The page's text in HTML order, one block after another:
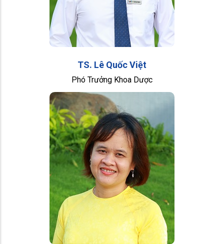
TS. Lê Quốc Việt
Phó Trưởng Khoa Dược